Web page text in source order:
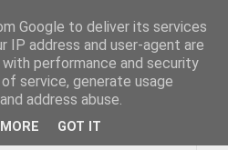
Google to deliver its services
IP address and user-agent are
performance and security
service, generate usage
address abuse.
GOT IT